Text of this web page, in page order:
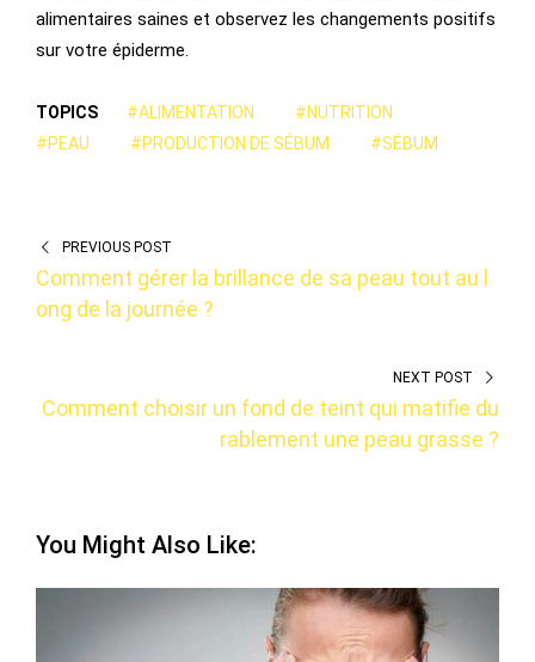
alimentaires saines et observez les changements positifs
sur votre épiderme.
TOPICS #ALIMENTATION
#NUTRITION
#PEAU
#PRODUCTION DE SÉBUM #SÉBUM
PREVIOUS POST
Comment gérer la brillance de sa peau tout au l
ong de la journée ?
NEXT POST
Comment choisir un fond de teint qui matifie du
rablement une peau grasse ?
You Might Also Like: